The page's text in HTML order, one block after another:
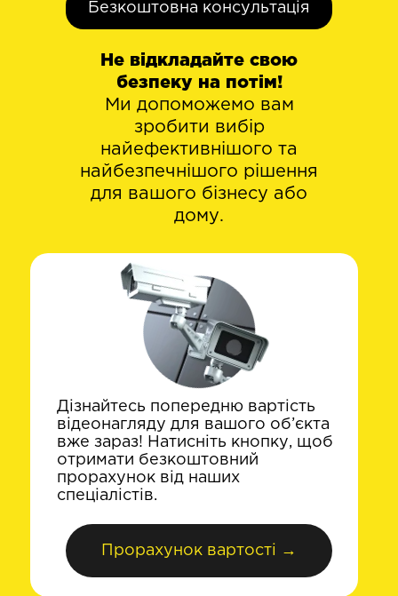
Безкоштовна консультація
Дізнайтесь попередню вартість
відеонагляду для вашого об’єкта
вже зараз! Натисніть кнопку, щоб
отримати безкоштовний
прорахунок від наших
спеціалістів.
Прорахунок вартості →
Не відкладайте свою
безпеку на потім!
Ми допоможемо вам
зробити вибір
найефективнішого та
найбезпечнішого рішення
для вашого бізнесу або
дому.